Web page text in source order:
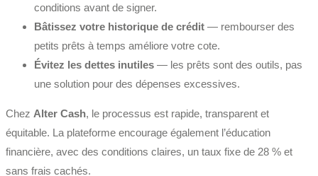
conditions avant de signer.
Bâtissez votre historique de crédit — rembourser des
petits prêts à temps améliore votre cote.
Évitez les dettes inutiles — les prêts sont des outils, pas
une solution pour des dépenses excessives.
Chez Alter Cash, le processus est rapide, transparent et
équitable. La plateforme encourage également l’éducation
financière, avec des conditions claires, un taux fixe de 28 % et
sans frais cachés.